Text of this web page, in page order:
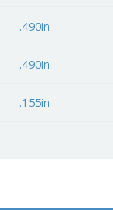
.490in
.490in
.155in